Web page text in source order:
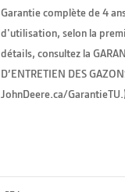
Garantie complète de 4
d'utilisation, selon la
détails, consultez la
D’ENTRETIEN DES
JohnDeere.ca/